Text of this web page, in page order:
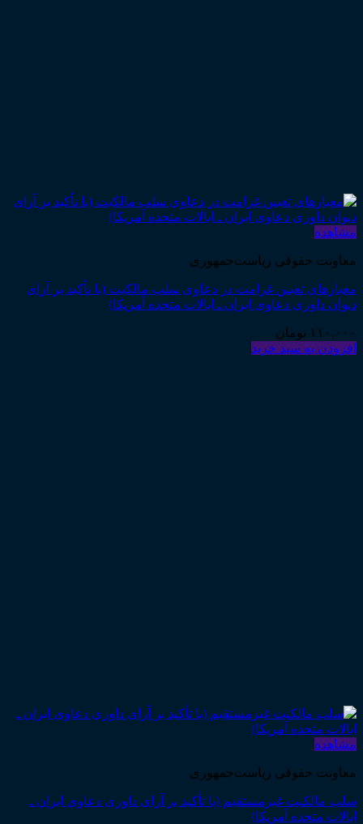
مشاهده
معاونت حقوقی ریاست‌جمهوری
معیارهای تعیین غرامت در دعاوی سلب مالکیت (با تأکید بر آرای
دیوان داوری دعاوی ایران ـ ایالات متحده آمریکا)
۱۱۰,۰۰۰ تومان
افزودن به سبد خرید
مشاهده
معاونت حقوقی ریاست‌جمهوری
سلب مالکیت غیرمستقیم (با تأکید بر آرای داوری دعاوی ایران ـ
ایالات متحده آمریکا)